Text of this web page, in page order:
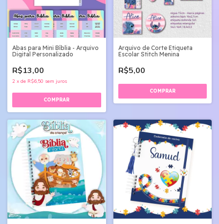
Abas para Mini Bíblia - Arquivo
Digital Personalizado
R$13,00
2 x de R$6,50 sem juros
Arquivo de Corte Etiqueta
Escolar Stitch Menina
R$5,00